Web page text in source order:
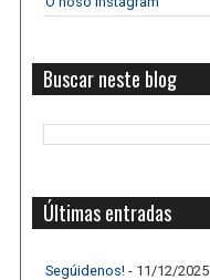
Buscar neste blog
Últimas entradas
Segúidenos! - 11/12/2025